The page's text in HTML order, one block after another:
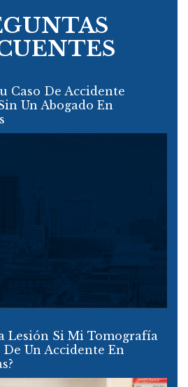
Caso De Accidente
Un Abogado En
Lesión Si Mi Tomografía
Un Accidente En